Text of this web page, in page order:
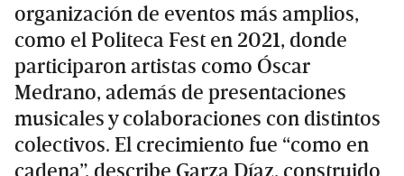
organización de eventos más amplios,
como el Politeca Fest en 2021, donde
participaron artistas como Óscar
Medrano, además de presentaciones
musicales y colaboraciones con distintos
colectivos. El crecimiento fue “como en